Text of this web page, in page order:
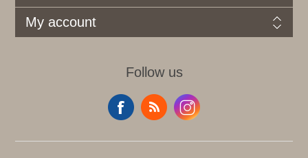
My account
Follow us